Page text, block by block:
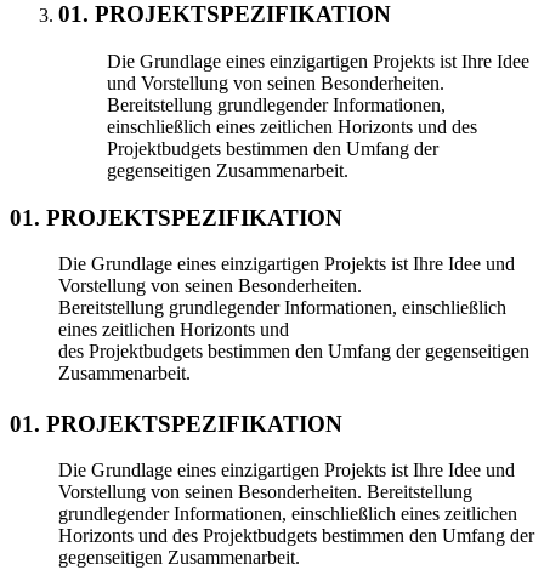
01. PROJEKTSPEZIFIKATION
Die Grundlage eines einzigartigen Projekts ist Ihre Idee
und Vorstellung von seinen Besonderheiten.
Bereitstellung grundlegender Informationen,
einschließlich eines zeitlichen Horizonts und des
Projektbudgets bestimmen den Umfang der
gegenseitigen Zusammenarbeit.
01. PROJEKTSPEZIFIKATION
Die Grundlage eines einzigartigen Projekts ist Ihre Idee und
Vorstellung von seinen Besonderheiten.
Bereitstellung grundlegender Informationen, einschließlich
eines zeitlichen Horizonts und
des Projektbudgets bestimmen den Umfang der gegenseitigen
Zusammenarbeit.
01. PROJEKTSPEZIFIKATION
Die Grundlage eines einzigartigen Projekts ist Ihre Idee und
Vorstellung von seinen Besonderheiten. Bereitstellung
grundlegender Informationen, einschließlich eines zeitlichen
Horizonts und des Projektbudgets bestimmen den Umfang der
gegenseitigen Zusammenarbeit.